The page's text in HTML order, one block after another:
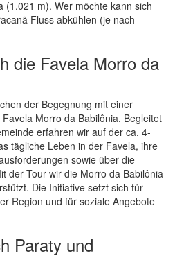
(1.021 m). Wer möchte kann sich
Fluss abkühlen (je nach
die Favela Morro da
der Begegnung mit einer
Morro da Babilônia. Begleitet
erfahren wir auf der ca. 4-
tägliche Leben in der Favela, ihre
sowie über die
der Tour wir die Morro da Babilônia
Die Initiative setzt sich für
Region und für soziale Angebote
Paraty und